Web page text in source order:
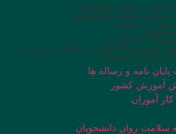
سلامت روان دانشجویان
سلامت جسم دانشجویان
وزارت علوم
و فنآوری
و موسسات آموزش عالی غیر دولتی
علمی دانشجویی
پایان نامه و رساله ها
آموزش کشور
آموزان
سلامت روان دانشجویان